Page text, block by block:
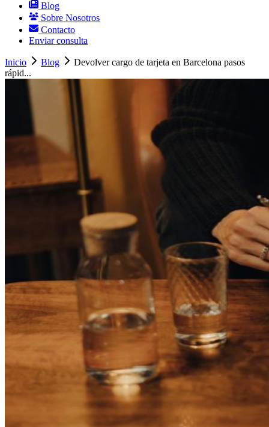
Blog
Sobre Nosotros
Contacto
Enviar consulta
Inicio Blog
Devolver cargo de tarjeta en Barcelona pasos
rápid...